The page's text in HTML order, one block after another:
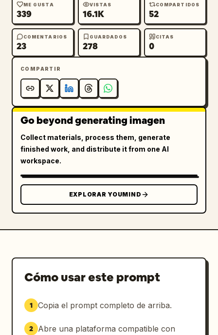
ME GUSTA
339
VISTAS
16.1K
COMPARTIDOS
52
COMENTARIOS
23
GUARDADOS
278
CITAS
0
COMPARTIR
Go beyond generating imagen
Collect materials, process them, generate
finished work, and distribute it from one AI
workspace.
EXPLORAR YOUMIND
Cómo usar este prompt
1 Copia el prompt completo de arriba.
2
Abre una plataforma compatible con